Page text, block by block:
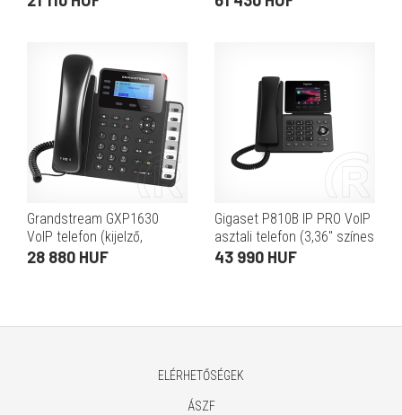
Grandstream GXP1630
VoIP telefon (kijelző,
hívószám, hívásidő, nem
28 880 HUF
Gigaset P810B IP PRO VoIP
asztali telefon (3,36" színes
TFT kijelző, 2xRJ-45, PoE,
43 990 HUF
ELÉRHETŐSÉGEK
ÁSZF